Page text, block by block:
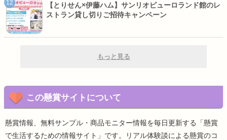
【とりせん×伊藤ハム】サンリオピューロランド館のレ
ストラン貸し切りご招待キャンペーン
もっと見る
この懸賞サイトについて
懸賞情報、無料サンプル・商品モニター情報を毎日更新する「懸賞
で生活するための情報サイト」です。リアル体験談による懸賞のコ